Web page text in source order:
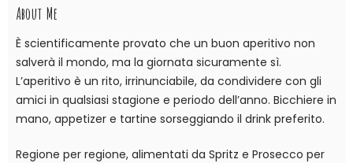
About Me
È scientificamente provato che un buon aperitivo non
salverà il mondo, ma la giornata sicuramente sì.
L’aperitivo è un rito, irrinunciabile, da condividere con gli
amici in qualsiasi stagione e periodo dell’anno. Bicchiere in
mano, appetizer e tartine sorseggiando il drink preferito.
Regione per regione, alimentati da Spritz e Prosecco per